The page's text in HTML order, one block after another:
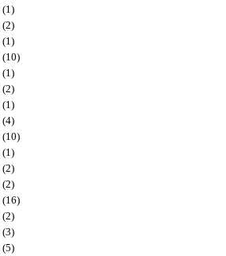
(1)
(2)
(1)
(10)
(1)
(2)
(1)
(4)
(10)
(1)
(2)
(2)
(16)
(2)
(3)
(5)